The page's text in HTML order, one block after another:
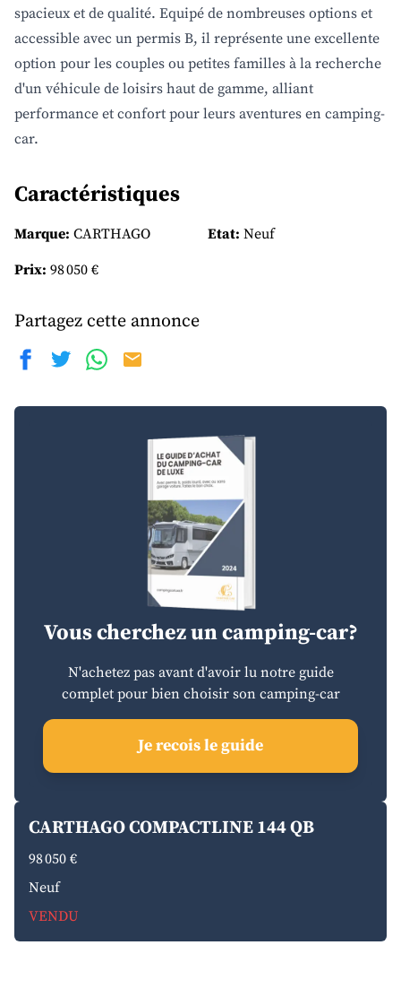
spacieux et de qualité. Equipé de nombreuses options et
accessible avec un permis B, il représente une excellente
option pour les couples ou petites familles à la recherche
d'un véhicule de loisirs haut de gamme, alliant
performance et confort pour leurs aventures en camping-
car.
Caractéristiques
Marque: CARTHAGO Etat: Neuf
Prix: 98 050 €
Partagez cette annonce
Vous cherchez un camping-car?
N'achetez pas avant d'avoir lu notre guide
complet pour bien choisir son camping-car
Je recois le guide
CARTHAGO COMPACTLINE 144 QB
98 050 €
Neuf
VENDU